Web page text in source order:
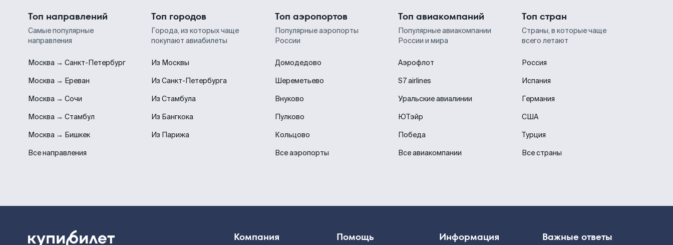
Топ направлений
Самые популярные
направления
Москва → Санкт-Петербург
Москва → Ереван
Москва → Сочи
Москва → Стамбул
Москва → Бишкек
Все направления
Топ городов
Города, из которых чаще
покупают авиабилеты
Из Москвы
Из Санкт-Петербурга
Из Стамбула
Из Бангкока
Из Парижа
Топ аэропортов
Популярные аэропорты
России
Домодедово
Шереметьево
Внуково
Пулково
Кольцово
Все аэропорты
Топ авиакомпаний
Популярные авиакомпании
России и мира
Аэрофлот
S7 airlines
Уральские авиалинии
ЮТэйр
Победа
Все авиакомпании
Топ стран
Страны, в которые чаще
всего летают
Россия
Испания
Германия
США
Турция
Все страны
Компания Помощь Информация Важные ответы